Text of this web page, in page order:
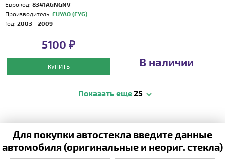
Еврокод: 8341AGNGNV
Производитель: FUYAO (FYG)
Год: 2003 - 2009
5100 ₽
КУПИТЬ В наличии
Показать еще25
Для покупки автостекла введите данные
автомобиля (оригинальные и неориг. стекла)